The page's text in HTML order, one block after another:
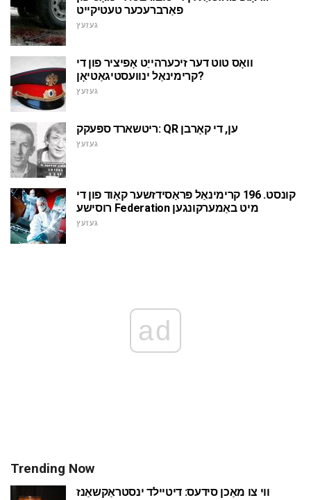
פאַרברעכער טעטיקייט
געזעץ
וואָס טוט דער זיכערהייַט אָפיציר פון די
קרימינאַל ינוועסטיגאַטיאָן?
געזעץ
ריטשארד ספּעקק: QR ען, די קאָרבן
געזעץ
קונסט. 196 קרימינאַל פּראַסידזשער קאָוד פון די
רוסישע Federation מיט באַמערקונגען
געזעץ
ad
Trending Now
ווי צו מאַכן סידעס: דיטיילד ינסטראַקשאַנז